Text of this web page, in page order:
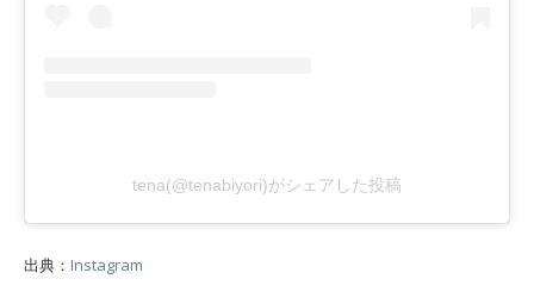
tena(@tenabiyori)がシェアした投稿
出典： Instagram